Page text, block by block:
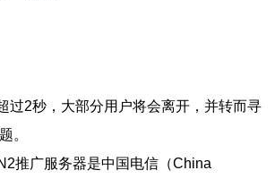
过2秒，大部分用户将会离开，并转而寻
。
推广服务器是中国电信（China